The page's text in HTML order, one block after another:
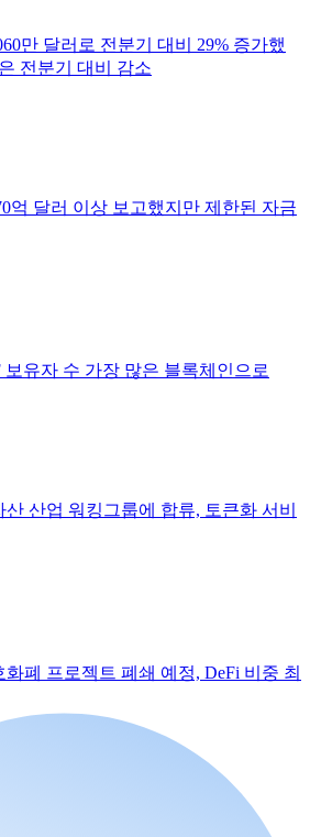
만 달러로 전분기 대비 29% 증가했
전분기 대비 감소
억 달러 이상 보고했지만 제한된 자금
유자 수 가장 많은 블록체인으로
산 산업 워킹그룹에 합류, 토큰화 서비
화폐 프로젝트 폐쇄 예정, DeFi 비중 최